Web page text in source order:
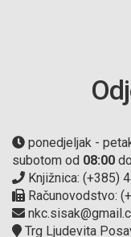
ponedjeljak -
subotom od 08:00 do
Knjižnica: (+385)
Računovodstvo:
Trg Ljudevita